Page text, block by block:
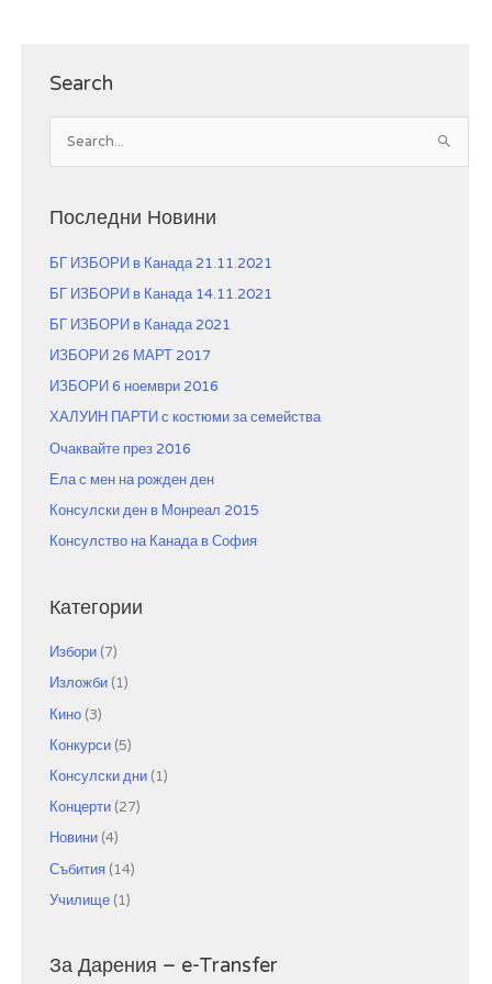
Search
r
h
f
o
r
Последни Новини
БГ ИЗБОРИ в Канада 21.11.2021
БГ ИЗБОРИ в Канада 14.11.2021
БГ ИЗБОРИ в Канада 2021
ИЗБОРИ 26 МАРТ 2017
ИЗБОРИ 6 ноември 2016
ХАЛУИН ПАРТИ с костюми за семейства
Очаквайте през 2016
Ела с мен на рожден ден
Консулски ден в Монреал 2015
Консулство на Канада в София
Категории
Избори (7)
Изложби (1)
Кино (3)
Конкурси (5)
Консулски дни (1)
Концерти (27)
Новини (4)
Събития (14)
Училище (1)
За Дарения – e-Transfer